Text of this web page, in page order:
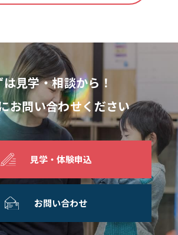
は見学・相談から！
お問い合わせください
見学・体験申込
お問い合わせ